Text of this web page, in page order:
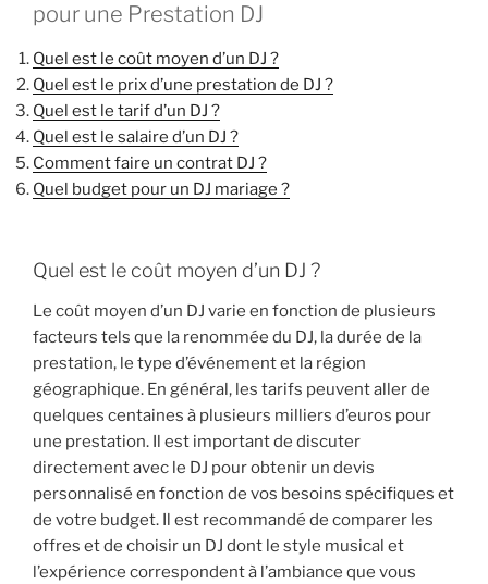
pour une Prestation DJ
Quel est le coût moyen d’un DJ ?
Quel est le prix d’une prestation de DJ ?
Quel est le tarif d’un DJ ?
Quel est le salaire d’un DJ ?
Comment faire un contrat DJ ?
Quel budget pour un DJ mariage ?
Quel est le coût moyen d’un DJ ?
Le coût moyen d’un DJ varie en fonction de plusieurs
facteurs tels que la renommée du DJ, la durée de la
prestation, le type d’événement et la région
géographique. En général, les tarifs peuvent aller de
quelques centaines à plusieurs milliers d’euros pour
une prestation. Il est important de discuter
directement avec le DJ pour obtenir un devis
personnalisé en fonction de vos besoins spécifiques et
de votre budget. Il est recommandé de comparer les
offres et de choisir un DJ dont le style musical et
l’expérience correspondent à l’ambiance que vous